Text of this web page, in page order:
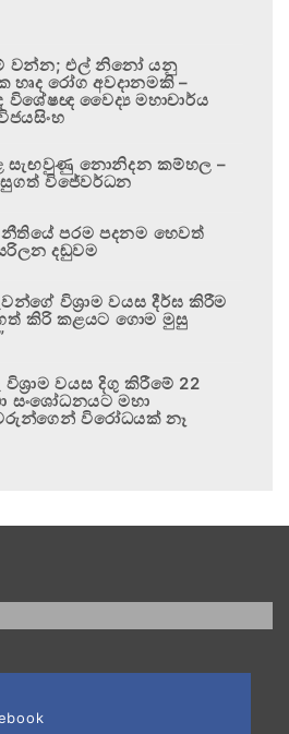
වන්න; එල් නිනෝ යනු
හෘද රෝග අවදානමකි –
විශේෂඥ වෛද්‍ය මහාචාර්ය
සැඟවුණු නොනිදන කම්හල –
විජේවර්ධන
නීතියේ පරම පදනම හෙවත්
දඬුවම
විශ්‍රාම වයස දීර්ඝ කිරීම
කිරි කළයට ගොම මුසු
වයස දිගු කිරීමේ 22
සංශෝධනයට මහා
විරෝධයක් නෑ